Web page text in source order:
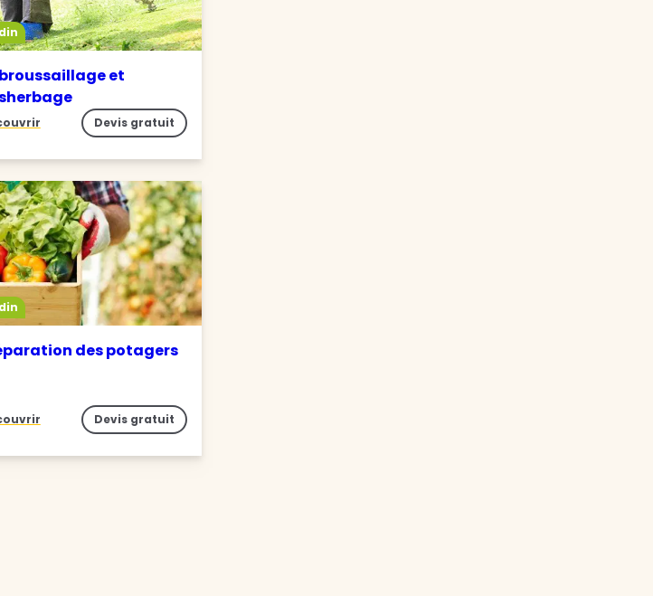
et
Devis gratuit
des potagers
Devis gratuit